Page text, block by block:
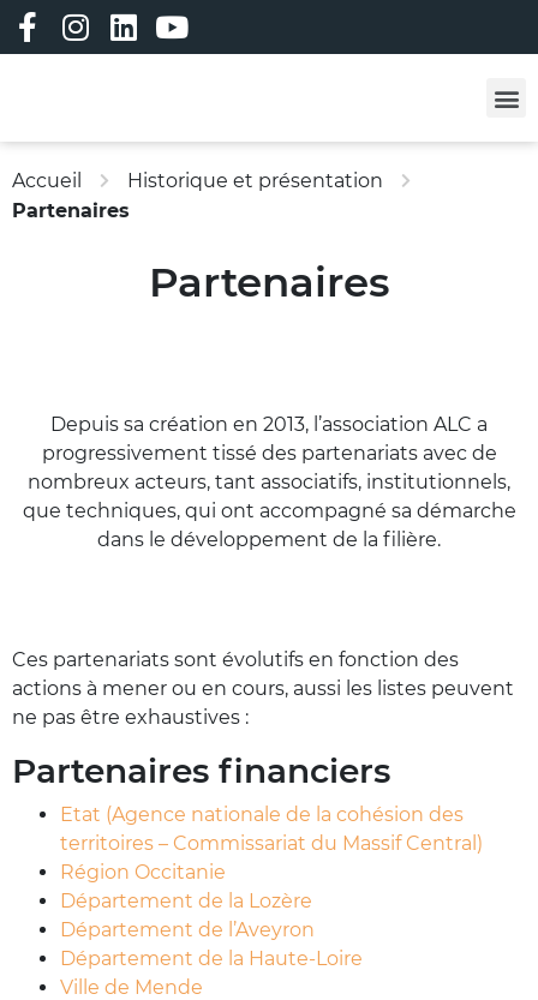
Accueil
Historique et présentation
Partenaires
Partenaires
Depuis sa création en 2013, l’association ALC a
progressivement tissé des partenariats avec de
nombreux acteurs, tant associatifs, institutionnels,
que techniques, qui ont accompagné sa démarche
dans le développement de la filière.
Ces partenariats sont évolutifs en fonction des
actions à mener ou en cours, aussi les listes peuvent
ne pas être exhaustives :
Partenaires financiers
Etat (Agence nationale de la cohésion des
territoires – Commissariat du Massif Central)
Région Occitanie
Département de la Lozère
Département de l’Aveyron
Département de la Haute-Loire
Ville de Mende